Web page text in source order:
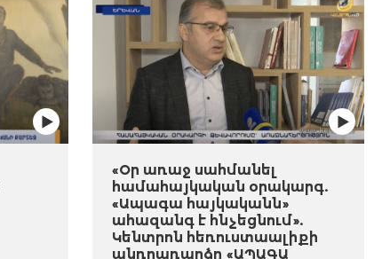
«Օր առաջ սահմանել
համահայկական օրակարգ.
«Ապագա հայկականն»
ահազանգ է հնչեցնում».
Կենտրոն հեռուստաալիքի
անդրադարձը «ԱՊԱԳԱ